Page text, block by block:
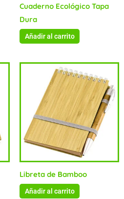
Cuaderno Ecológico Tapa
Dura
Añadir al carrito
Libreta de Bamboo
Añadir al carrito